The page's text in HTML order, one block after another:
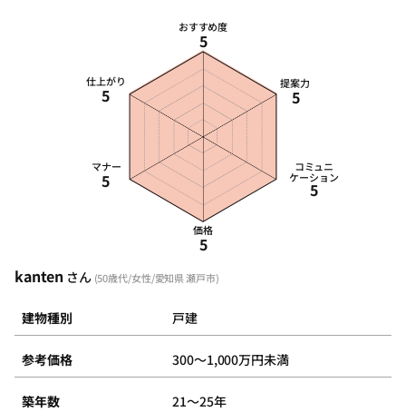
kanten さん (50歳代/女性/愛知県 瀬戸市)
建物種別 戸建
参考価格 300～1,000万円未満
築年数 21～25年
おすすめ度
5
提案力
5
コミュニ
ケーション
5
価格
5
マナー
5
仕上がり
5